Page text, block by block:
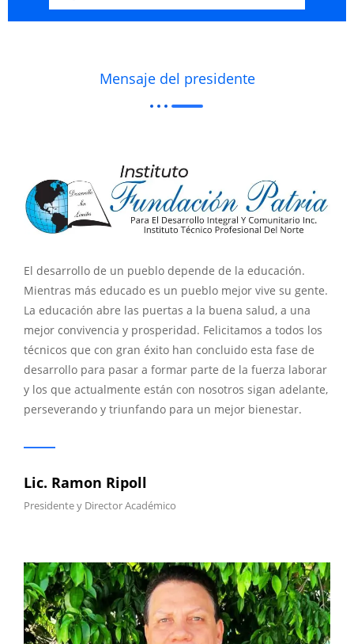
Mensaje del presidente
El desarrollo de un pueblo depende de la educación.
Mientras más educado es un pueblo mejor vive su gente.
La educación abre las puertas a la buena salud, a una
mejor convivencia y prosperidad. Felicitamos a todos los
técnicos que con gran éxito han concluido esta fase de
desarrollo para pasar a formar parte de la fuerza laborar
y los que actualmente están con nosotros sigan adelante,
perseverando y triunfando para un mejor bienestar.
Lic. Ramon Ripoll
Presidente y Director Académico